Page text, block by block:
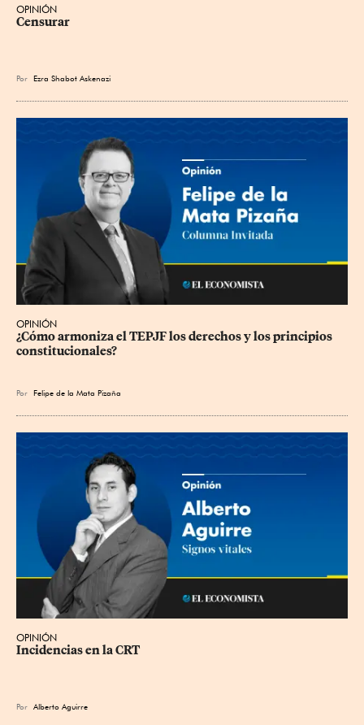
OPINIÓN
Censurar
Por Ezra Shabot Askenazi
OPINIÓN
¿Cómo armoniza el TEPJF los derechos y los principios
constitucionales?
Por Felipe de la Mata Pizaña
OPINIÓN
Incidencias en la CRT
Por Alberto Aguirre